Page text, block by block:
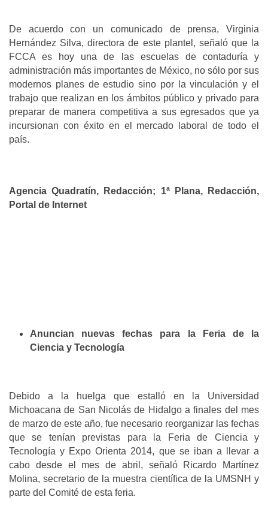
De acuerdo con un comunicado de prensa, Virginia
Hernández Silva, directora de este plantel, señaló que la
FCCA es hoy una de las escuelas de contaduría y
administración más importantes de México, no sólo por sus
modernos planes de estudio sino por la vinculación y el
trabajo que realizan en los ámbitos público y privado para
preparar de manera competitiva a sus egresados que ya
incursionan con éxito en el mercado laboral de todo el
país.
Agencia Quadratín, Redacción; 1ª Plana, Redacción,
Portal de Internet
Anuncian nuevas fechas para la Feria de la
Ciencia y Tecnología
Debido a la huelga que estalló en la Universidad
Michoacana de San Nicolás de Hidalgo a finales del mes
de marzo de este año, fue necesario reorganizar las fechas
que se tenían previstas para la Feria de Ciencia y
Tecnología y Expo Orienta 2014, que se iban a llevar a
cabo desde el mes de abril, señaló Ricardo Martínez
Molina, secretario de la muestra científica de la UMSNH y
parte del Comité de esta feria.